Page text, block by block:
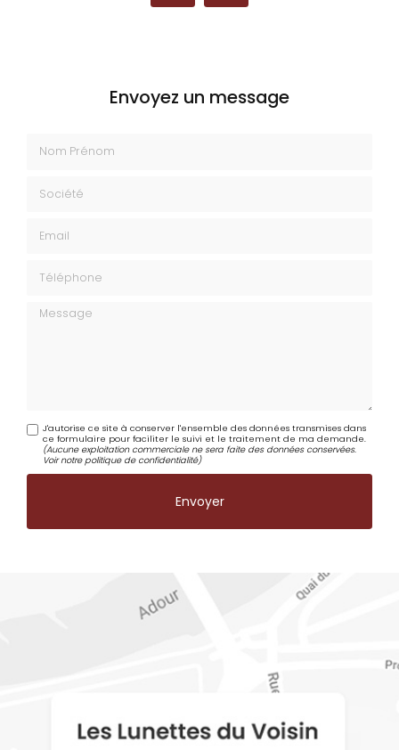
Envoyez un message
Message
J'autorise ce site à conserver l'ensemble des données transmises dans
ce formulaire pour faciliter le suivi et le traitement de ma demande.
(Aucune exploitation commerciale ne sera faite des données conservées.
Voir notrepolitique de confidentialité)